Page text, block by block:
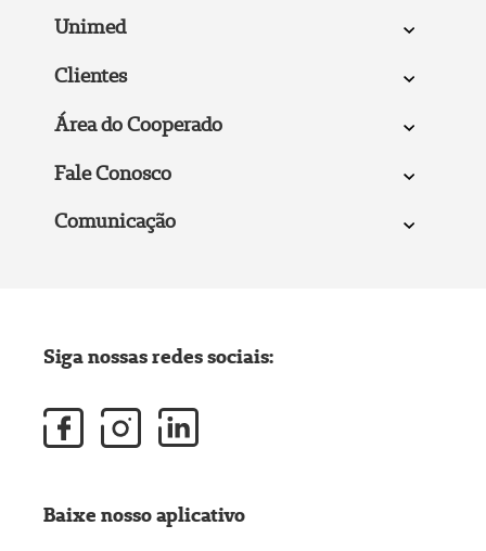
Unimed
Clientes
Área do Cooperado
Fale Conosco
Comunicação
Siga nossas redes sociais:
Baixe nosso aplicativo